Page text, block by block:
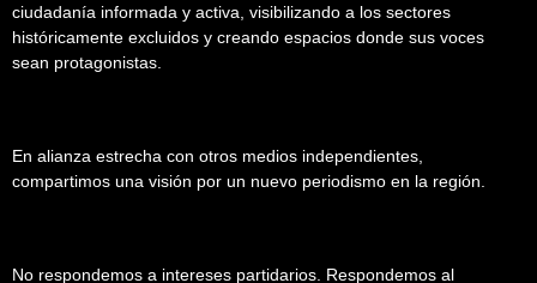
ciudadanía informada y activa, visibilizando a los sectores
históricamente excluidos y creando espacios donde sus voces
sean protagonistas.
En alianza estrecha con otros medios independientes,
compartimos una visión por un nuevo periodismo en la región.
No respondemos a intereses partidarios. Respondemos al